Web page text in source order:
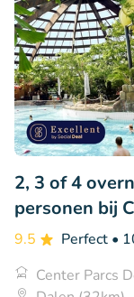
2, 3 of 4
personen bij
9.5 Perfect •
Center Parcs